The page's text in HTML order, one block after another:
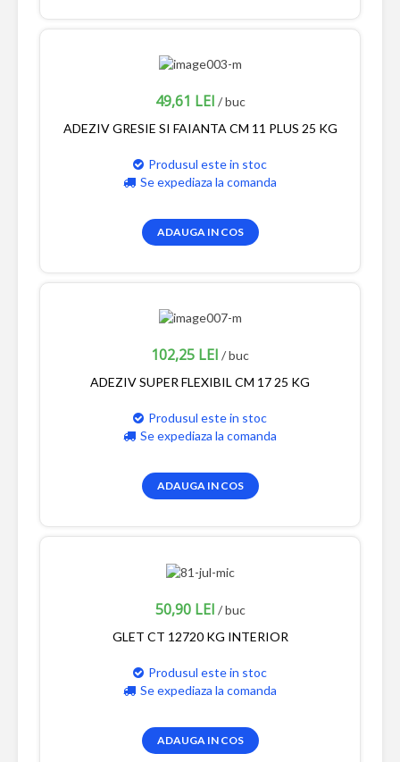
49,61 LEI / buc
ADEZIV GRESIE SI FAIANTA CM 11 PLUS 25 KG
Produsul este in stoc
Se expediaza la comanda
ADAUGA IN COS
102,25 LEI / buc
ADEZIV SUPER FLEXIBIL CM 17 25 KG
Produsul este in stoc
Se expediaza la comanda
ADAUGA IN COS
50,90 LEI / buc
GLET CT 12720 KG INTERIOR
Produsul este in stoc
Se expediaza la comanda
ADAUGA IN COS